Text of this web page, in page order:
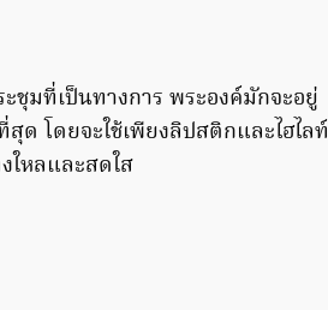
ชุมที่เป็นทางการ พระองค์มักจะอยู่
ด โดยจะใช้เพียงลิปสติกและไฮไลท์
ใหลและสดใส